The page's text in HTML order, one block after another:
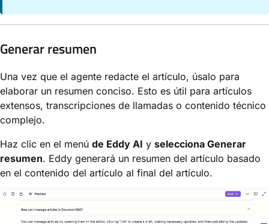
Generar resumen
Una vez que el agente redacte el artículo, úsalo para
elaborar un resumen conciso. Esto es útil para artículos
extensos, transcripciones de llamadas o contenido técnico
complejo.
Haz clic en el menú de Eddy AI y selecciona Generar
resumen. Eddy generará un resumen del artículo basado
en el contenido del artículo al final del artículo.